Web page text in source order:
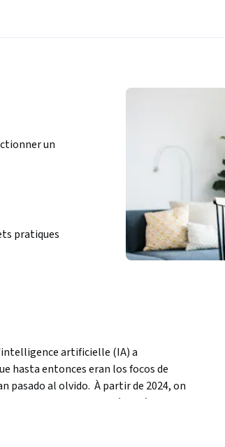
un
pratiques
artificielle (IA) a
hasta entonces eran los focos de
al olvido.  À partir de 2024, on
Pour expliquer ce phénomène,
Deus et Sapiens, a déclaré que